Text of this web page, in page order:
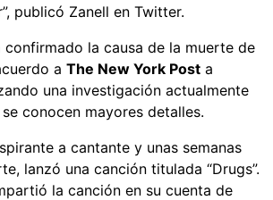
publicó Zanell en Twitter.
confirmado la causa de la muerte de
a The New York Post a
una investigación actualmente
conocen mayores detalles.
a cantante y unas semanas
lanzó una canción titulada “Drugs”.
la canción en su cuenta de